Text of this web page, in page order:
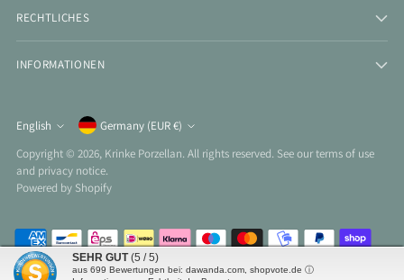
RECHTLICHES
INFORMATIONEN
Language
English Currency
Germany (EUR €)
Copyright © 2026, Krinke Porzellan. All rights reserved. See our terms of use
and privacy notice.
Powered by Shopify
SEHR GUT (5 / 5)
aus 699 Bewertungen bei: dawanda.com, shopvote.de ⓘ